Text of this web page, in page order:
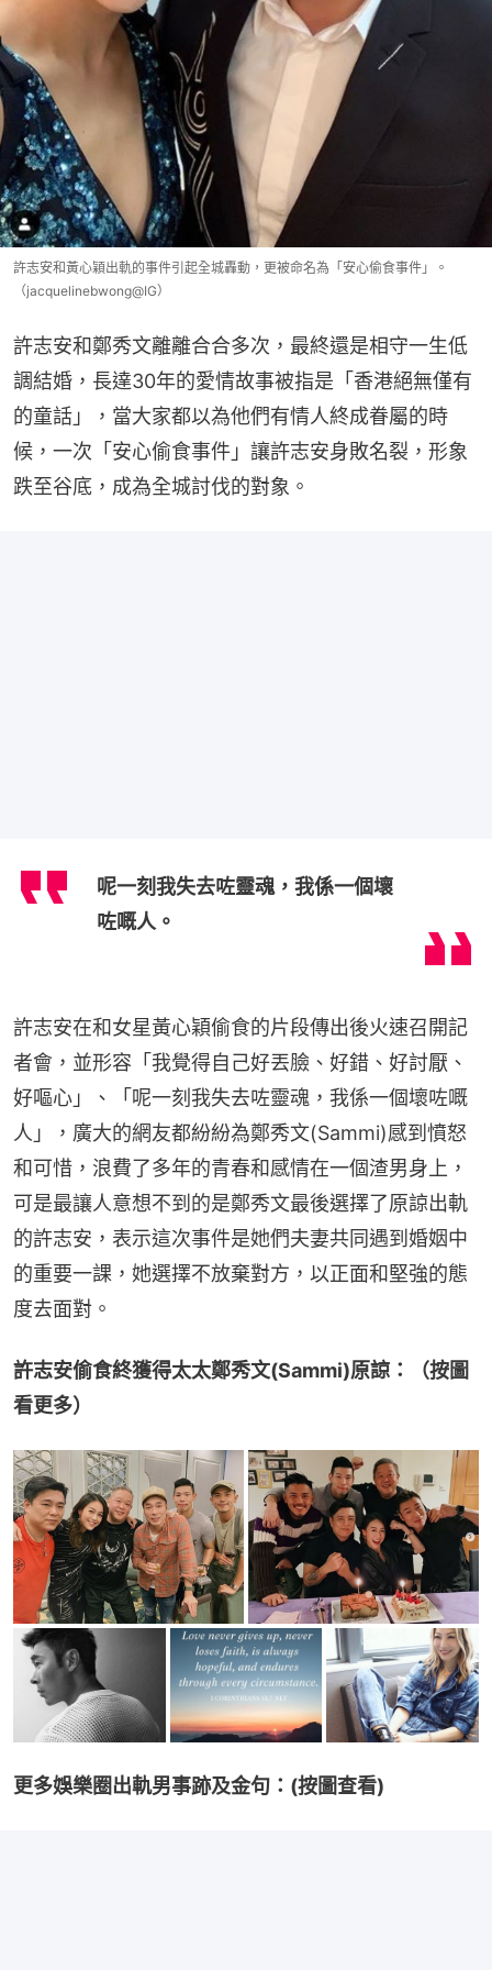
許志安和黃心穎出軌的事件引起全城轟動，更被命名為「安心偷食事件」。
（jacquelinebwong@IG）
許志安和鄭秀文離離合合多次，最終還是相守一生低
調結婚，長達30年的愛情故事被指是「香港絕無僅有
的童話」，當大家都以為他們有情人終成眷屬的時
候，一次「安心偷食事件」讓許志安身敗名裂，形象
跌至谷底，成為全城討伐的對象。
呢一刻我失去咗靈魂，我係一個壞
咗嘅人。
許志安在和女星黃心穎偷食的片段傳出後火速召開記
者會，並形容「我覺得自己好丟臉、好錯、好討厭、
好嘔心」、「呢一刻我失去咗靈魂，我係一個壞咗嘅
人」，廣大的網友都紛紛為鄭秀文(Sammi)感到憤怒
和可惜，浪費了多年的青春和感情在一個渣男身上，
可是最讓人意想不到的是鄭秀文最後選擇了原諒出軌
的許志安，表示這次事件是她們夫妻共同遇到婚姻中
的重要一課，她選擇不放棄對方，以正面和堅強的態
度去面對。
許志安偷食終獲得太太鄭秀文(Sammi)原諒：（按圖
看更多）
更多娛樂圈出軌男事跡及金句：(按圖查看)